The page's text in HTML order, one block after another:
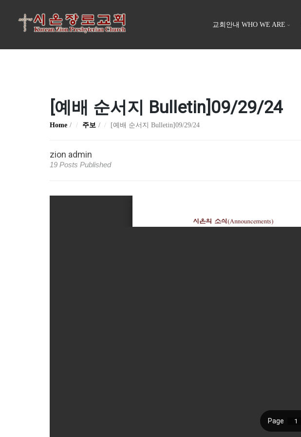
교회안내 WHO WE ARE
[예배 순서지 Bulletin]09/29/24
Home 주보 [예배 순서지 Bulletin]09/29/24
zion admin
19 Posts Published